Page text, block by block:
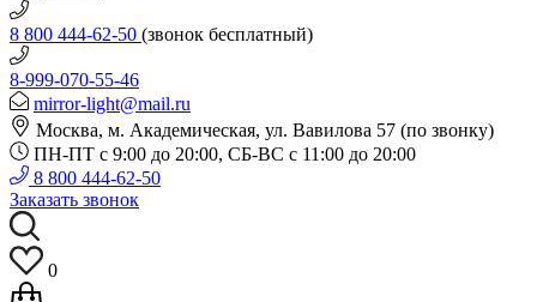
8 800 444-62-50 (звонок бесплатный)
8-999-070-55-46
mirror-light@mail.ru
Москва, м. Академическая, ул. Вавилова 57 (по звонку)
ПН-ПТ с 9:00 до 20:00, СБ-ВС с 11:00 до 20:00
8 800 444-62-50
Заказать звонок
0